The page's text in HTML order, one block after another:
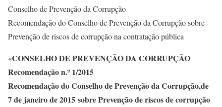
Conselho de Prevenção da Corrupção
Recomendação do Conselho de Prevenção da Corrupção sobre
Prevenção de riscos de corrupção na contratação pública
«CONSELHO DE PREVENÇÃO DA CORRUPÇÃO
Recomendação n.º 1/2015
Recomendação do Conselho de Prevenção da Corrupção,de
7 de janeiro de 2015 sobre Prevenção de riscos de corrupção